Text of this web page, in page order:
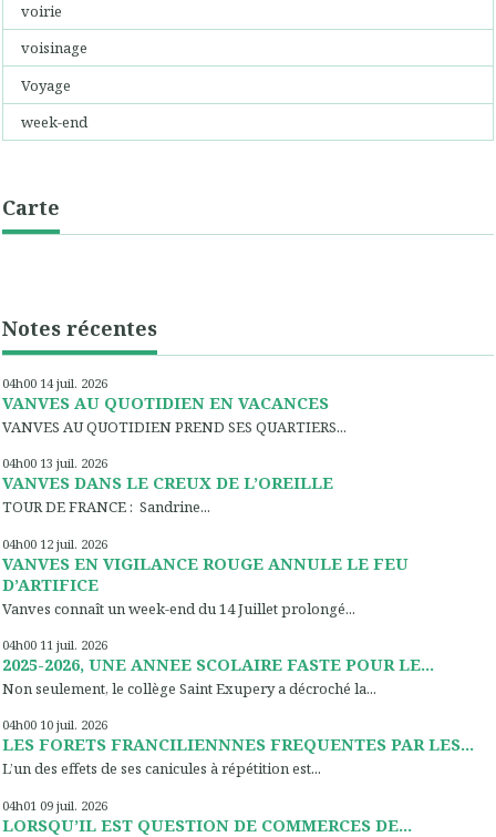
voirie
voisinage
Voyage
week-end
Carte
Notes récentes
04h00 14 juil. 2026
VANVES AU QUOTIDIEN EN VACANCES
VANVES AU QUOTIDIEN PREND SES QUARTIERS...
04h00 13 juil. 2026
VANVES DANS LE CREUX DE L’OREILLE
TOUR DE FRANCE : Sandrine...
04h00 12 juil. 2026
VANVES EN VIGILANCE ROUGE ANNULE LE FEU
D’ARTIFICE
Vanves connaît un week-end du 14 Juillet prolongé...
04h00 11 juil. 2026
2025-2026, UNE ANNEE SCOLAIRE FASTE POUR LE...
Non seulement, le collège Saint Exupery a décroché la...
04h00 10 juil. 2026
LES FORETS FRANCILIENNNES FREQUENTES PAR LES...
L’un des effets de ses canicules à répétition est...
04h01 09 juil. 2026
LORSQU’IL EST QUESTION DE COMMERCES DE...